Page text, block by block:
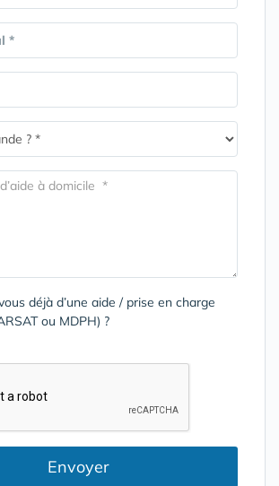
*
déjà d’une aide / prise en charge
ou MDPH) ?
Envoyer